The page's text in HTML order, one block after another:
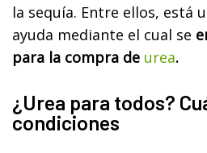
la sequía. Entre ellos, está
ayuda mediante el cual se
para la compra de urea.
¿Urea para todos?
condiciones